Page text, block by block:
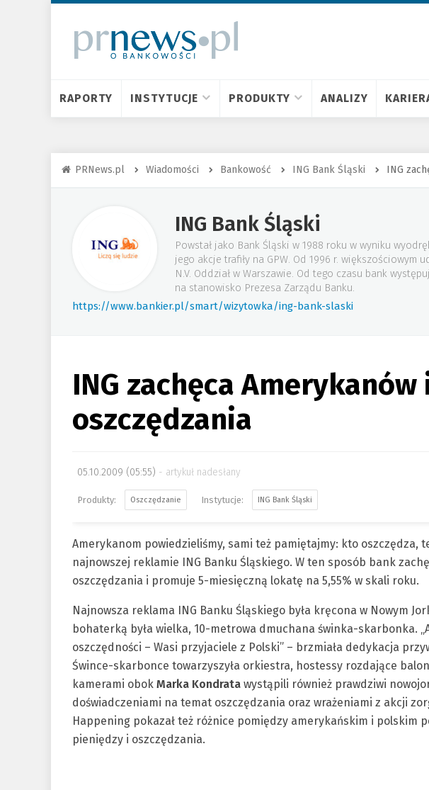
RAPORTY INSTYTUCJE PRODUKTY ANALIZY
PRNews.pl Wiadomości Bankowość ING Bank Śląski ING
ING Bank Śląski
Powstał jako Bank Śląski w 1988 roku w wyniku
jego akcje trafiły na GPW. Od 1996 r. większościowym
N.V. Oddział w Warszawie. Od tego czasu bank
na stanowisko Prezesa Zarządu Banku.
https://www.bankier.pl/smart/wizytowka/ing-bank-slaski
ING zachęca
oszczędzania
05.10.2009 (05:55) artykuł nadesłany
Oszczędzanie ING Bank Śląski
Amerykanom powiedzieliśmy, sami też pamiętajmy: kto oszczędza,
najnowszej reklamie ING Banku Śląskiego. W ten sposób bank
oszczędzania i promuje 5-miesięczną lokatę na 5,55% w skali roku.
Najnowsza reklama ING Banku Śląskiego była kręcona w Nowym
bohaterką była wielka, 10-metrowa dmuchana świnka-skarbonka.
oszczędności – Wasi przyjaciele z Polski” – brzmiała dedykacja
Śwince-skarbonce towarzyszyła orkiestra, hostessy rozdające
kamerami obok Marka Kondrata wystąpili również prawdziwi
doświadczeniami na temat oszczędzania oraz wrażeniami z akcji
Happening pokazał też różnice pomiędzy amerykańskim i polskim
pieniędzy i oszczędzania.